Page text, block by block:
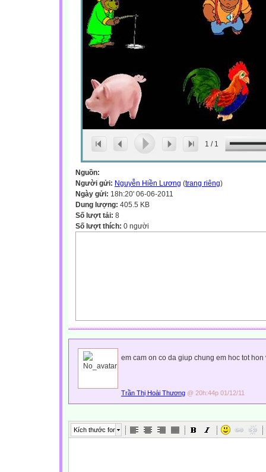
1 / 1
Nguồn:
Người gửi: Nguyễn Hiền Lương (trang riêng)
Ngày gửi: 18h:20' 06-06-2011
Dung lượng: 405.5 KB
Số lượt tải: 8
Số lượt thích: 0 người
em cam on co da giup chung em hoc tot
Trần Thị Hoài Thương @ 20h:44p 01/12/11
Kích thước font